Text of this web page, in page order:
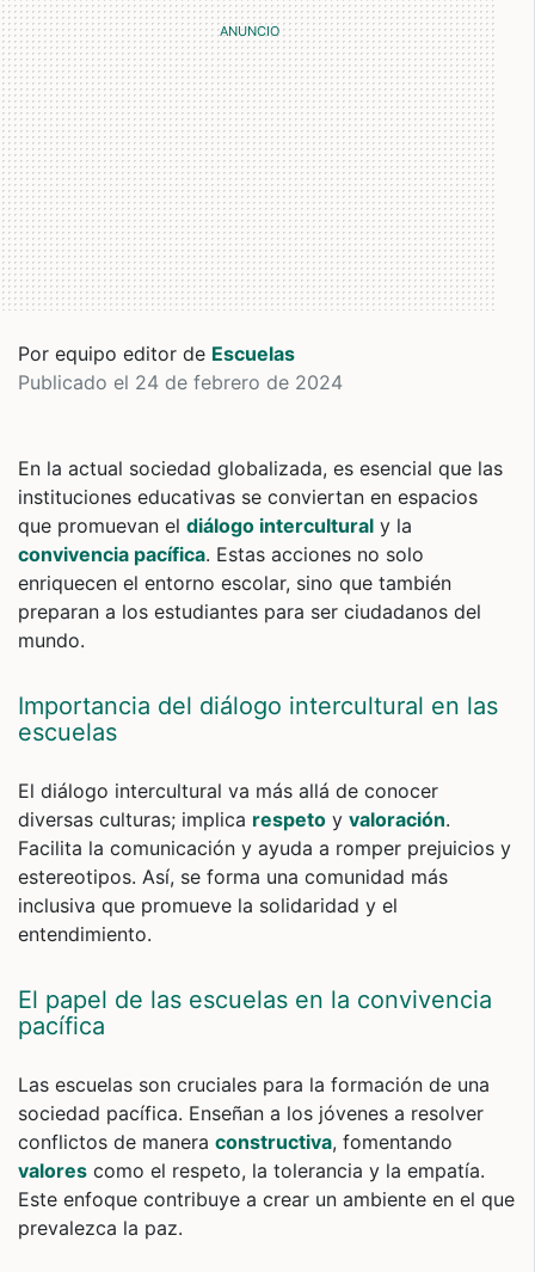
Por equipo editor de Escuelas
Publicado el 24 de febrero de 2024
En la actual sociedad globalizada, es esencial que las
instituciones educativas se conviertan en espacios
que promuevan el diálogo intercultural y la
convivencia pacífica. Estas acciones no solo
enriquecen el entorno escolar, sino que también
preparan a los estudiantes para ser ciudadanos del
mundo.
Importancia del diálogo intercultural en las
escuelas
El diálogo intercultural va más allá de conocer
diversas culturas; implica respeto y valoración.
Facilita la comunicación y ayuda a romper prejuicios y
estereotipos. Así, se forma una comunidad más
inclusiva que promueve la solidaridad y el
entendimiento.
El papel de las escuelas en la convivencia
pacífica
Las escuelas son cruciales para la formación de una
sociedad pacífica. Enseñan a los jóvenes a resolver
conflictos de manera constructiva, fomentando
valores como el respeto, la tolerancia y la empatía.
Este enfoque contribuye a crear un ambiente en el que
prevalezca la paz.